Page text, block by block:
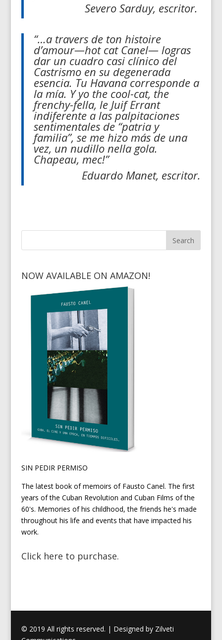
Severo Sarduy, escritor.
“…a travers de ton histoire
d’amour—hot cat Canel— logras
dar un cuadro casi clínico del
Castrismo en su degenerada
esencia. Tu Havana corresponde a
la mía. Y yo the cool-cat, the
frenchy-fella, le Juif Errant
indiferente a las palpitaciones
sentimentales de “patria y
familia”, se me hizo más de una
vez, un nudillo nella gola.
Chapeau, mec!”
Eduardo Manet, escritor.
NOW AVAILABLE ON AMAZON!
SIN PEDIR PERMISO
The latest book of memoirs of Fausto Canel. The first
years of the Cuban Revolution and Cuban Films of the
60's. Memories of his childhood, the friends he's made
throughout his life and events that have impacted his
work.
Click here to purchase.
© 2019 All rights reserved. | Designed by Zilveti